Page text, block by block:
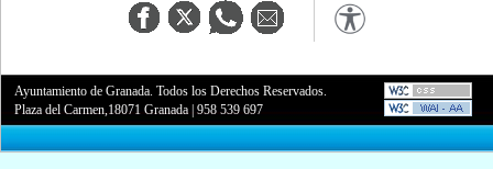
Ayuntamiento de Granada. Todos los Derechos Reservados.
Plaza del Carmen,18071 Granada |958 539 697